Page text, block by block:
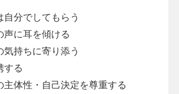
自分でしてもらう
声に耳を傾ける
気持ちに寄り添う
する
主体性・自己決定を尊重する